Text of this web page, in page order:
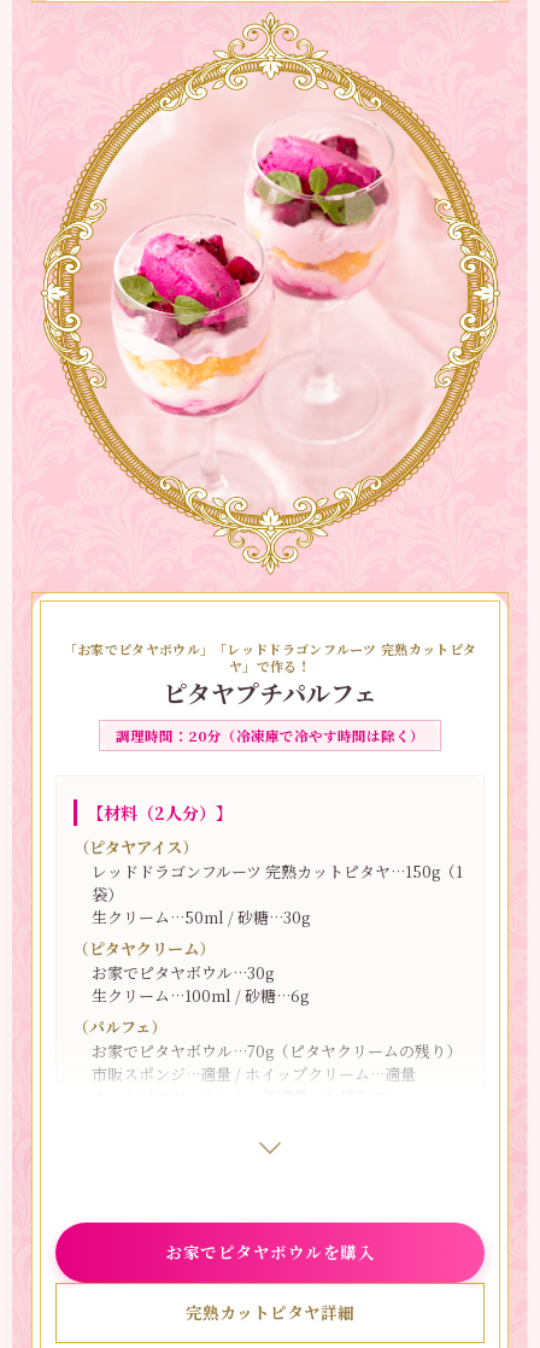
生地がまとまる直前でラップに出し、長方形にまと
めて冷蔵庫で1時間以上休ませる。
生地を冷蔵庫から取り出し、米粉（分量外）を振っ
た台に置いて麺棒で約3cmの厚さにのばす。
のばした生地を半分に切って切り口が重なるように
上に重ね、もう一度約3cmの厚さに伸ばしたら、包
丁で好みの大きさに切る。
8.
200度に予熱しておいたオーブンで約20分〜25分、
表面にうっすら焼き色がつくまで焼く。
9.
オーブンから取り出し、粗熱をとったら完成！
（ピタヤジャム）
1.
耐熱容器に「レッドドラゴンフルーツ 完熟カットピ
タヤ」と砂糖を入れて混ぜ合わせる。
2.
ラップをせずに、600Wのレンジで約2分加熱す
る。
レンジから取り出してよく混ぜ、冷蔵庫で冷やした
ら完成！
スコーン生地がまとまりにくい場合は、「冷凍ピュー
レ ピタヤ」もしくは牛乳を少量ずつ、様子を見ながら
足すとまとまりやすくなります。
ンです。ピタヤの風味と味が活きたやさしい甘さで、
見た目も味わいも軽やかに仕上がります。
米粉で作っているのでグルテンフリー。1個でもしっか
り満足感があるのもうれしいポイントです。外はサク
ッと、中はほろっと。米粉ならではの、しっとり軽や
かな食感も楽しめます。時間が経つと少しかたくなり
やすいので、食べる前にレンジで10秒ほど温めたり、
トースターで軽く焼き直すのもおすすめです♪
「お家でピタヤボウル」「レッドドラゴンフルーツ 完熟カットピタ
ヤ」で作る！
ピタヤプチパルフェ
調理時間：20分（冷凍庫で冷やす時間は除く）
【材料（2人分）】
（ピタヤアイス）
レッドドラゴンフルーツ 完熟カットピタヤ…150g（1
袋）
生クリーム…50ml / 砂糖…30g
（ピタヤクリーム）
お家でピタヤボウル…30g
生クリーム…100ml / 砂糖…6g
（パルフェ）
お家でピタヤボウル…70g（ピタヤクリームの残り）
市販スポンジ…適量 / ホイップクリーム…適量
ジッパー付きの食品用フリーザーバッグに、全ての
材料を入れて揉み混ぜる。
2.
全体がなじんだら、フリーザーバッグごと冷凍庫に
入れ、2時間以上固める。
お家でピタヤボウルを購入
完熟カットピタヤ詳細